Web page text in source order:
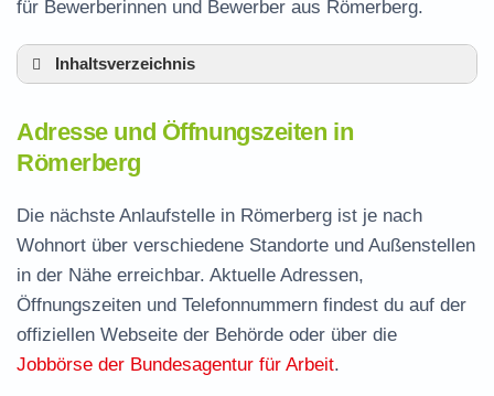
für Bewerberinnen und Bewerber aus Römerberg.
Inhaltsverzeichnis
Leistungen der Arbeitsvermittlung in
Römerberg
Termin vereinbaren und Bürgergeld beantragen
Jobcenter Rhein-Pfalz-Kreis – zuständige
Stelle
Stellenangebote und Jobbörse in Römerberg
Häufige Fragen rund ums Jobcenter
Adresse und Öffnungszeiten in
Römerberg
Die nächste Anlaufstelle in Römerberg ist je nach
Wohnort über verschiedene Standorte und Außenstellen
in der Nähe erreichbar. Aktuelle Adressen,
Öffnungszeiten und Telefonnummern findest du auf der
offiziellen Webseite der Behörde oder über die
Jobbörse der Bundesagentur für Arbeit.